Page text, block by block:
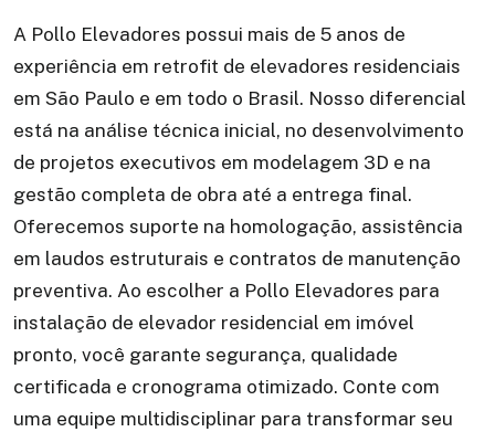
A Pollo Elevadores possui mais de 5 anos de
experiência em retrofit de elevadores residenciais
em São Paulo e em todo o Brasil. Nosso diferencial
está na análise técnica inicial, no desenvolvimento
de projetos executivos em modelagem 3D e na
gestão completa de obra até a entrega final.
Oferecemos suporte na homologação, assistência
em laudos estruturais e contratos de manutenção
preventiva. Ao escolher a Pollo Elevadores para
instalação de elevador residencial em imóvel
pronto, você garante segurança, qualidade
certificada e cronograma otimizado. Conte com
uma equipe multidisciplinar para transformar seu